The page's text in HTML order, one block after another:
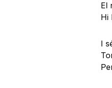
El
Hi
I